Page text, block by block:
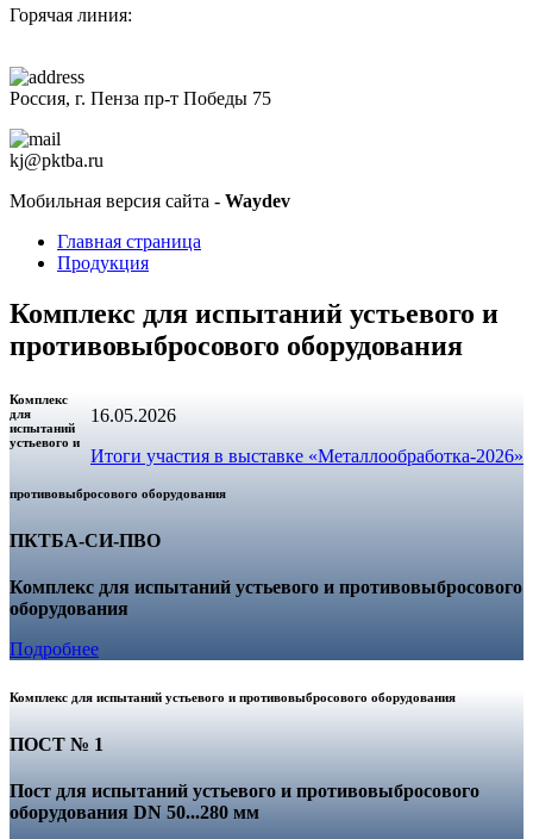
Горячая линия:
Россия, г. Пенза пр-т Победы 75
kj@pktba.ru
Мобильная версия сайта - Waydev
Главная страница
Продукция
Комплекс для испытаний устьевого и
противовыбросового оборудования
16.05.2026
Итоги участия в выставке «Металлообработка-2026»
Комплекс
для
испытаний
устьевого и
противовыбросового оборудования
ПКТБА-СИ-ПВО
Комплекс для испытаний устьевого и противовыбросового
оборудования
Подробнее
Комплекс для испытаний устьевого и противовыбросового оборудования
ПОСТ № 1
Пост для испытаний устьевого и противовыбросового
оборудования DN 50...280 мм